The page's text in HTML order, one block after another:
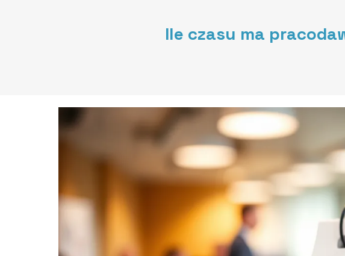
Ile czasu ma